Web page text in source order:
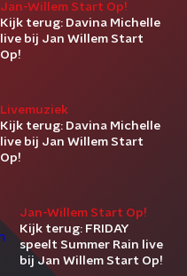
Jan-Willem Start Op!
Kijk terug: Davina Michelle
live bij Jan Willem Start
Op!
Livemuziek
Kijk terug: Davina Michelle
live bij Jan Willem Start
Op!
Jan-Willem Start Op!
Kijk terug: FRIDAY
speelt Summer Rain live
bij Jan Willem Start Op!